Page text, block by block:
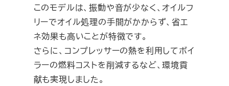
このモデルは、振動や音が少なく、オイルフ
リーでオイル処理の手間がかからず、省エ
ネ効果も高いことが特徴です。
さらに、コンプレッサーの熱を利用してボイ
ラーの燃料コストを削減するなど、環境貢
献も実現しました。